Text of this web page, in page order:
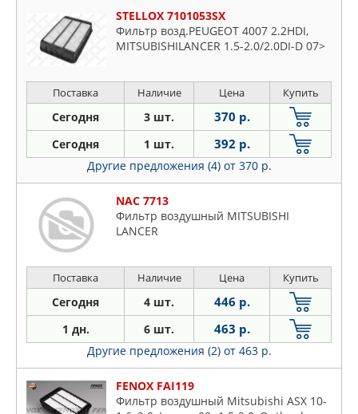
STELLOX 7101053SX
Фильтр возд.PEUGEOT 4007 2.2HDI,
MITSUBISHILANCER 1.5-2.0/2.0DI-D 07>
Поставка Наличие Цена Купить
Сегодня 3 шт. 370 р.
Сегодня 1 шт. 392 р.
Другие предложения (4) от 370 р.
NAC 7713
Фильтр воздушный MITSUBISHI
LANCER
Поставка Наличие Цена Купить
Сегодня 4 шт. 446 р.
1 дн. 6 шт. 463 р.
Другие предложения (2) от 463 р.
FENOX FAI119
Фильтр воздушный Mitsubishi ASX 10-